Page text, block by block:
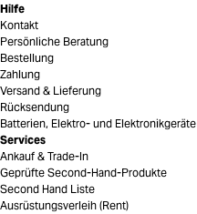
Hilfe
Kontakt
Persönliche Beratung
Bestellung
Zahlung
Versand & Lieferung
Rücksendung
Batterien, Elektro- und Elektronikgeräte
Services
Ankauf & Trade-In
Geprüfte Second-Hand-Produkte
Second Hand Liste
Ausrüstungsverleih (Rent)